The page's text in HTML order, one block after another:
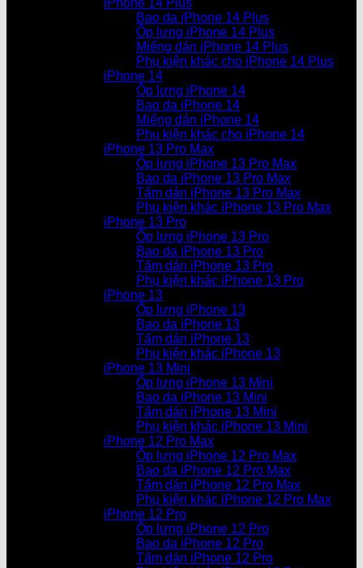
iPhone 14 Plus
Bao da iPhone 14 Plus
Ốp lưng iPhone 14 Plus
Miếng dán iPhone 14 Plus
Phụ kiện khác cho iPhone 14 Plus
iPhone 14
Ốp lưng iPhone 14
Bao da iPhone 14
Miếng dán iPhone 14
Phụ kiện khác cho iPhone 14
iPhone 13 Pro Max
Ốp lưng iPhone 13 Pro Max
Bao da iPhone 13 Pro Max
Tấm dán iPhone 13 Pro Max
Phụ kiện khác iPhone 13 Pro Max
iPhone 13 Pro
Ốp lưng iPhone 13 Pro
Bao da iPhone 13 Pro
Tấm dán iPhone 13 Pro
Phụ kiện khác iPhone 13 Pro
iPhone 13
Ốp lưng iPhone 13
Bao da iPhone 13
Tấm dán iPhone 13
Phụ kiện khác iPhone 13
iPhone 13 Mini
Ốp lưng iPhone 13 Mini
Bao da iPhone 13 Mini
Tấm dán iPhone 13 Mini
Phụ kiện khác iPhone 13 Mini
iPhone 12 Pro Max
Ốp lưng iPhone 12 Pro Max
Bao da iPhone 12 Pro Max
Tấm dán iPhone 12 Pro Max
Phụ kiện khác iPhone 12 Pro Max
iPhone 12 Pro
Ốp lưng iPhone 12 Pro
Bao da iPhone 12 Pro
Tấm dán iPhone 12 Pro